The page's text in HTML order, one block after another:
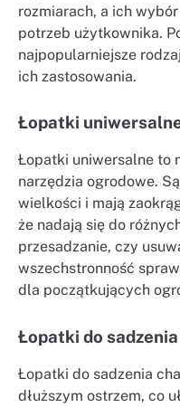
rozmiarach, a ich
potrzeb użytkownika.
najpopularniejsze
ich zastosowania.
Łopatki
Łopatki uniwersalne to
narzędzia ogrodowe.
wielkości i mają
że nadają się do
przesadzanie, czy
wszechstronność
dla początkujących
Łopatki do sadzenia
Łopatki do sadzenia
dłuższym ostrzem, co